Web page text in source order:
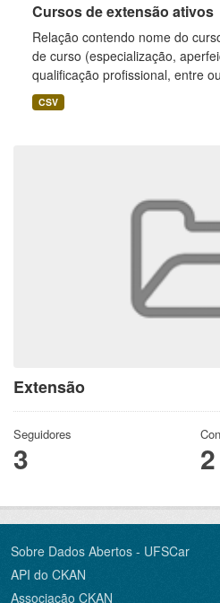
Extensão
Seguidores
3 2
Cursos de extensão ativos
Relação contendo nome do
de curso (especialização,
qualificação profissional, entre
CSV
Sobre Dados Abertos - UFSCar
API do CKAN
Associação CKAN